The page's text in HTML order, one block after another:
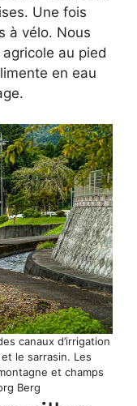
Une fois
à vélo. Nous
au pied
en eau
canaux d’irrigation
le sarrasin. Les
et champs
Berg